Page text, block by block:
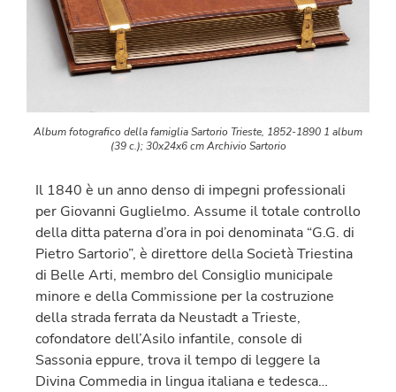
Album fotografico della famiglia Sartorio Trieste, 1852-1890 1 album
(39 c.); 30x24x6 cm Archivio Sartorio
Il 1840 è un anno denso di impegni professionali
per Giovanni Guglielmo. Assume il totale controllo
della ditta paterna d’ora in poi denominata “G.G. di
Pietro Sartorio”, è direttore della Società Triestina
di Belle Arti, membro del Consiglio municipale
minore e della Commissione per la costruzione
della strada ferrata da Neustadt a Trieste,
cofondatore dell’Asilo infantile, console di
Sassonia eppure, trova il tempo di leggere la
Divina Commedia in lingua italiana e tedesca…